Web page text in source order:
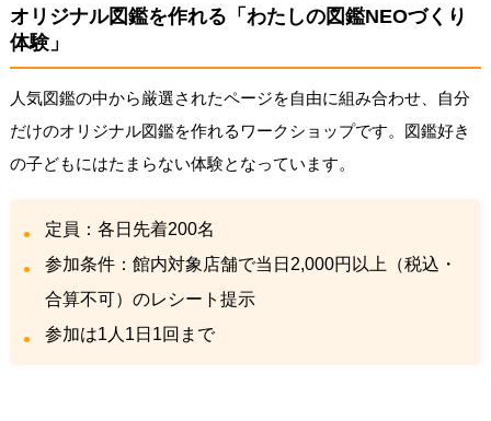
オリジナル図鑑を作れる「わたしの図鑑NEOづくり
体験」
人気図鑑の中から厳選されたページを自由に組み合わせ、自分
だけのオリジナル図鑑を作れるワークショップです。図鑑好き
の子どもにはたまらない体験となっています。
定員：各日先着200名
参加条件：館内対象店舗で当日2,000円以上（税込・
合算不可）のレシート提示
参加は1人1日1回まで